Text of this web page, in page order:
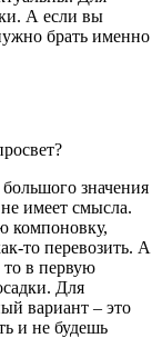
А если вы
брать именно
значения
имеет смысла.
компоновку,
то перевозить. А
то в первую
Для
вариант – это
и не будешь